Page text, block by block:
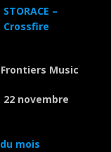
STORACE –
Crossfire
Music
22 novembre
mois